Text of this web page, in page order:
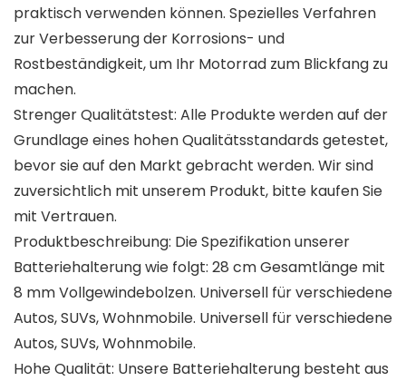
praktisch verwenden können. Spezielles Verfahren
zur Verbesserung der Korrosions- und
Rostbeständigkeit, um Ihr Motorrad zum Blickfang zu
machen.
Strenger Qualitätstest: Alle Produkte werden auf der
Grundlage eines hohen Qualitätsstandards getestet,
bevor sie auf den Markt gebracht werden. Wir sind
zuversichtlich mit unserem Produkt, bitte kaufen Sie
mit Vertrauen.
Produktbeschreibung: Die Spezifikation unserer
Batteriehalterung wie folgt: 28 cm Gesamtlänge mit
8 mm Vollgewindebolzen. Universell für verschiedene
Autos, SUVs, Wohnmobile. Universell für verschiedene
Autos, SUVs, Wohnmobile.
Hohe Qualität: Unsere Batteriehalterung besteht aus